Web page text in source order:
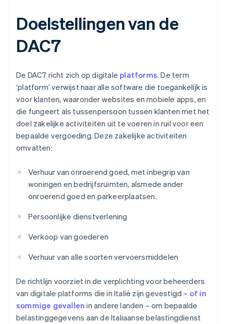
Doelstellingen van de
DAC7
De DAC7 richt zich op digitale platforms. De term
‘platform’ verwijst naar alle software die toegankelijk is
voor klanten, waaronder websites en mobiele apps, en
die fungeert als tussenpersoon tussen klanten met het
doel zakelijke activiteiten uit te voeren in ruil voor een
bepaalde vergoeding. Deze zakelijke activiteiten
omvatten:
Verhuur van onroerend goed, met inbegrip van
woningen en bedrijfsruimten, alsmede ander
onroerend goed en parkeerplaatsen.
Persoonlijke dienstverlening
Verkoop van goederen
Verhuur van alle soorten vervoersmiddelen
De richtlijn voorziet in de verplichting voor beheerders
van digitale platforms die in Italië zijn gevestigd – of in
sommige gevallen in andere landen – om bepaalde
belastinggegevens aan de Italiaanse belastingdienst